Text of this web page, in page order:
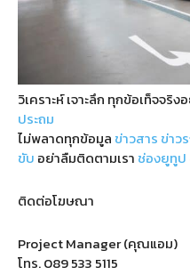
วิเคราะห์ เจาะลึก ทุกข้อเท็จจริ
ประถม
ไม่พลาดทุกข้อมูล ข่าวสาร ข่าว
ขับ อย่าลืมติดตามเรา ช่องยูทูป
ติดต่อโฆษณา
Project Manager (คุณแอม)
โทร.089 533 5115